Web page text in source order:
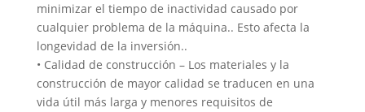
minimizar el tiempo de inactividad causado por
cualquier problema de la máquina.. Esto afecta la
longevidad de la inversión..
• Calidad de construcción – Los materiales y la
construcción de mayor calidad se traducen en una
vida útil más larga y menores requisitos de